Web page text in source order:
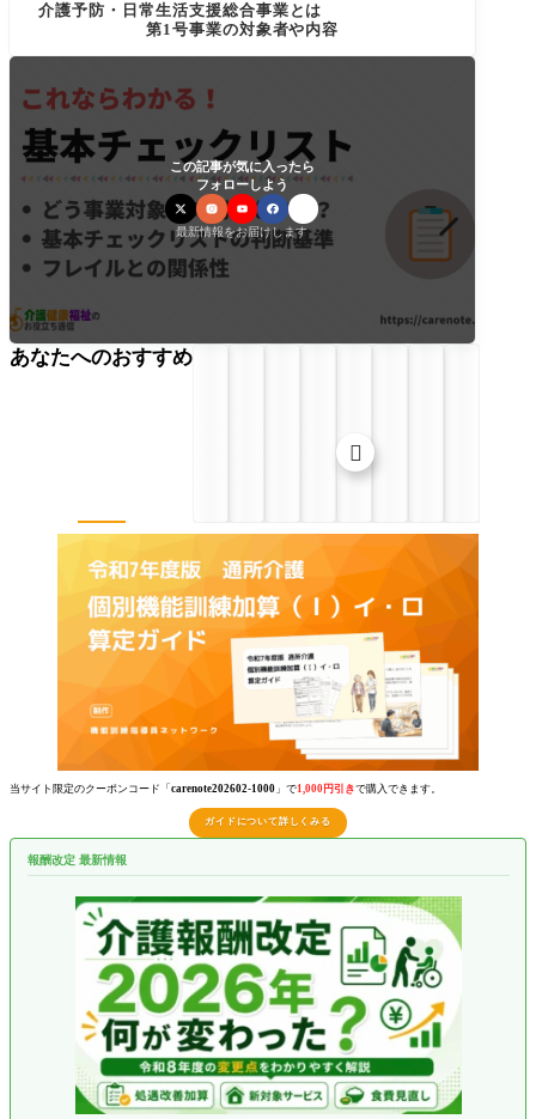
介護予防・日常生活支援総合事業とは
第1号事業の対象者や内容
この記事が気に入ったら
フォローしよう
最新情報をお届けします
当サイト限定のクーポンコード「 carenote202602-1000 」で1,000円引きで購入できます。
ガイドについて詳しくみる
報酬改定 最新情報
あなたへのおすすめ
